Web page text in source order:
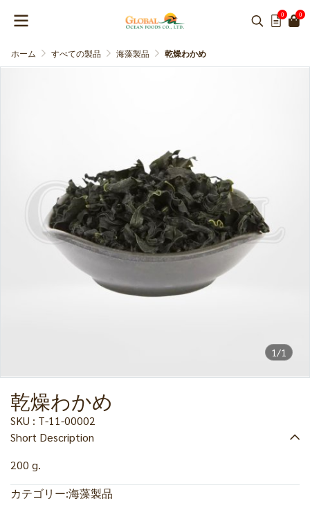
0 0
ホーム すべての製品 海藻製品 乾燥わかめ
1/1
乾燥わかめ
SKU : T-11-00002
Short Description
200 g.
カテゴリー:海藻製品